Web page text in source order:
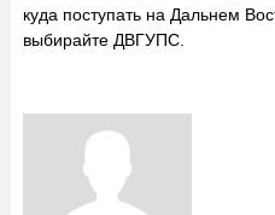
куда поступать на Дальнем
выбирайте ДВГУПС.